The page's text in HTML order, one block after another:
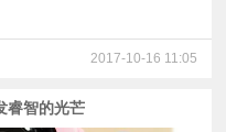
2017-10-16 11:05
睿智的光芒